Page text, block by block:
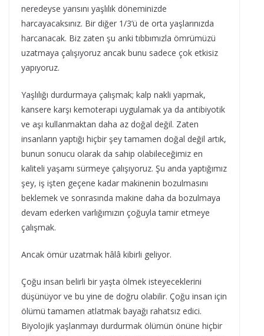
neredeyse yarısını yaşlılık döneminizde
harcayacaksınız. Bir diğer 1/3’ü de orta yaşlarınızda
harcanacak. Biz zaten şu anki tıbbımızla ömrümüzü
uzatmaya çalışıyoruz ancak bunu sadece çok etkisiz
yapıyoruz.
Yaşlılığı durdurmaya çalışmak; kalp nakli yapmak,
kansere karşı kemoterapi uygulamak ya da antibiyotik
ve aşı kullanmaktan daha az doğal değil. Zaten
insanların yaptığı hiçbir şey tamamen doğal değil artık,
bunun sonucu olarak da sahip olabileceğimiz en
kaliteli yaşamı sürmeye çalışıyoruz. Şu anda yaptığımız
şey, iş işten geçene kadar makinenin bozulmasını
beklemek ve sonrasında makine daha da bozulmaya
devam ederken varlığımızın çoğuyla tamir etmeye
çalışmak.
Ancak ömür uzatmak hâlâ kibirli geliyor.
Çoğu insan belirli bir yaşta ölmek isteyeceklerini
düşünüyor ve bu yine de doğru olabilir. Çoğu insan için
ölümü tamamen atlatmak bayağı rahatsız edici.
Biyolojik yaşlanmayı durdurmak ölümün önüne hiçbir